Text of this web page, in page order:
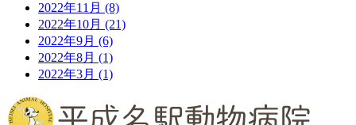
2022年11月 (8)
2022年10月 (21)
2022年9月 (6)
2022年8月 (1)
2022年3月 (1)